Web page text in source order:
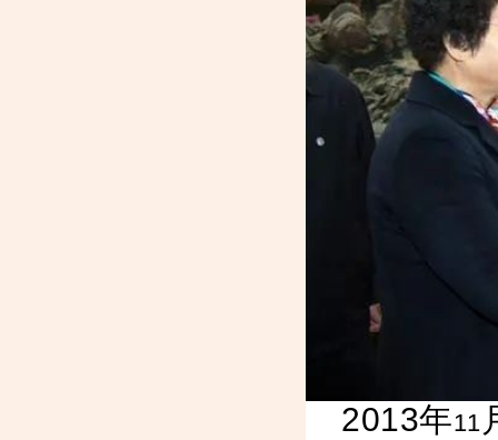
2013年11